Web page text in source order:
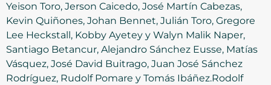
Yeison Toro, Jerson Caicedo, José Martín Cabezas,
Kevin Quiñones, Johan Bennet, Julián Toro, Gregore
Lee Heckstall, Kobby Ayetey y Walyn Malik Naper,
Santiago Betancur, Alejandro Sánchez Eusse, Matías
Vásquez, José David Buitrago, Juan José Sánchez
Rodríguez, Rudolf Pomare y Tomás Ibáñez.Rodolf